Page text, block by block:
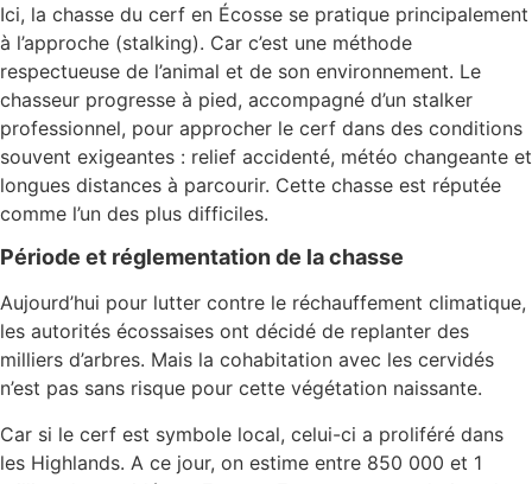
Ici, la chasse du cerf en Écosse se pratique principalement
à l’approche (stalking). Car c’est une méthode
respectueuse de l’animal et de son environnement. Le
chasseur progresse à pied, accompagné d’un stalker
professionnel, pour approcher le cerf dans des conditions
souvent exigeantes : relief accidenté, météo changeante et
longues distances à parcourir. Cette chasse est réputée
comme l’un des plus difficiles.
Période et réglementation de la chasse
Aujourd’hui pour lutter contre le réchauffement climatique,
les autorités écossaises ont décidé de replanter des
milliers d’arbres. Mais la cohabitation avec les cervidés
n’est pas sans risque pour cette végétation naissante.
Car si le cerf est symbole local, celui-ci a proliféré dans
les Highlands. A ce jour, on estime entre 850 000 et 1